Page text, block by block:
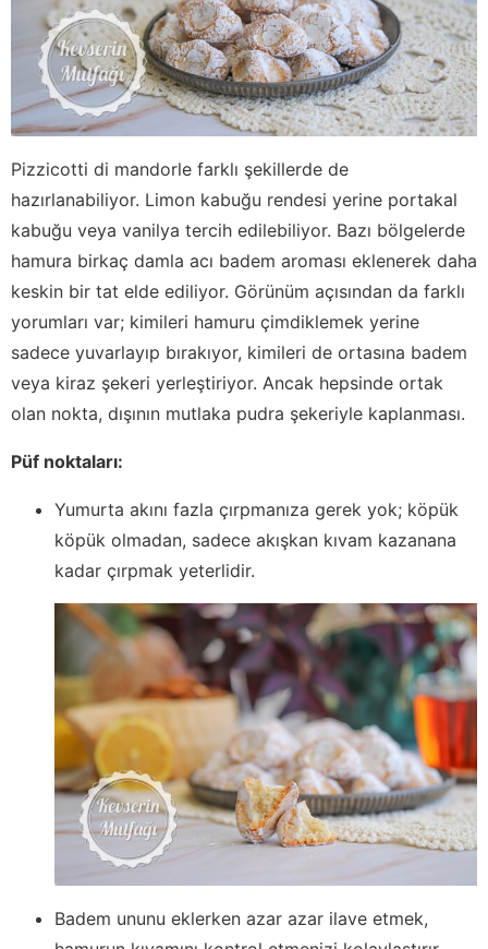
Pizzicotti di mandorle farklı şekillerde de
hazırlanabiliyor. Limon kabuğu rendesi yerine portakal
kabuğu veya vanilya tercih edilebiliyor. Bazı bölgelerde
hamura birkaç damla acı badem aroması eklenerek daha
keskin bir tat elde ediliyor. Görünüm açısından da farklı
yorumları var; kimileri hamuru çimdiklemek yerine
sadece yuvarlayıp bırakıyor, kimileri de ortasına badem
veya kiraz şekeri yerleştiriyor. Ancak hepsinde ortak
olan nokta, dışının mutlaka pudra şekeriyle kaplanması.
Püf noktaları:
Yumurta akını fazla çırpmanıza gerek yok; köpük
köpük olmadan, sadece akışkan kıvam kazanana
kadar çırpmak yeterlidir.
Badem ununu eklerken azar azar ilave etmek,